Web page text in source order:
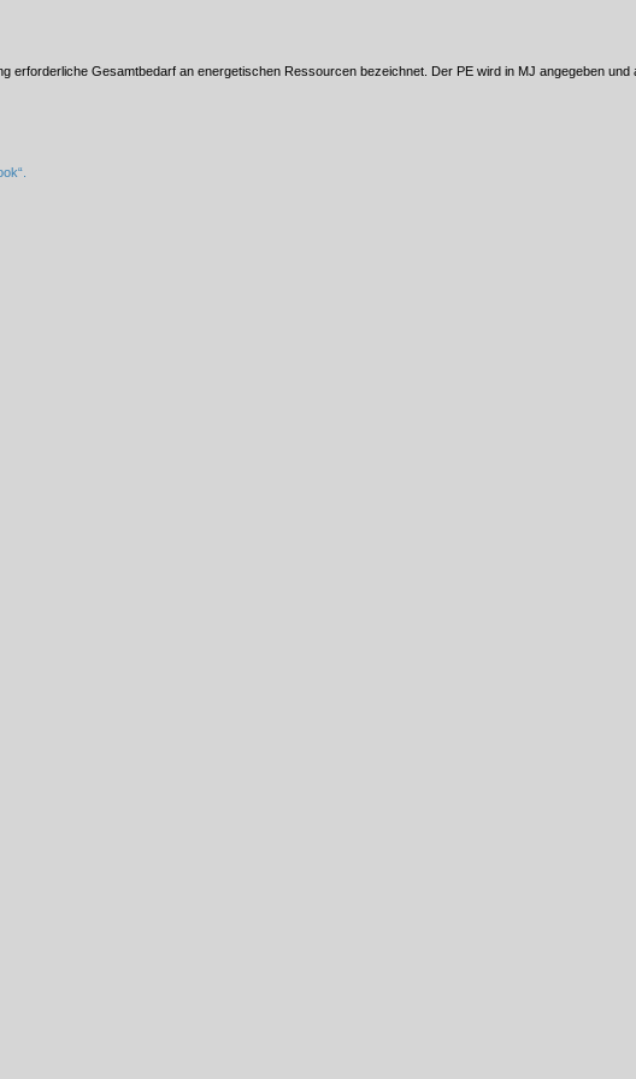
erforderliche Gesamtbedarf an energetischen Ressourcen bezeichnet. Der PE wird in MJ angegeben